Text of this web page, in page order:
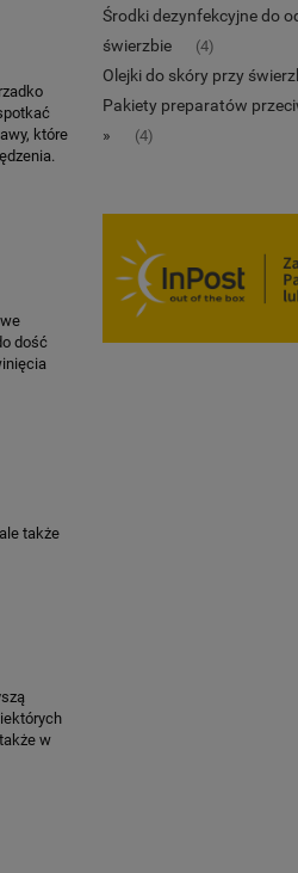
które
dość
także
w
Środki dezynfekcyjne do
świerzbie
(4)
Olejki do skóry przy
Pakiety preparatów
»
(4)